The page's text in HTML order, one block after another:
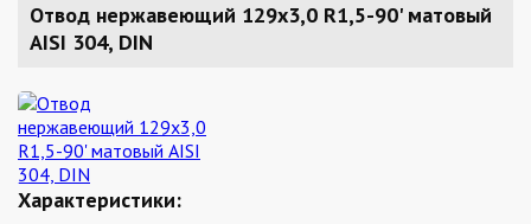
Отвод нержавеющий 129х3,0 R1,5-90' матовый
AISI 304, DIN
Характеристики: